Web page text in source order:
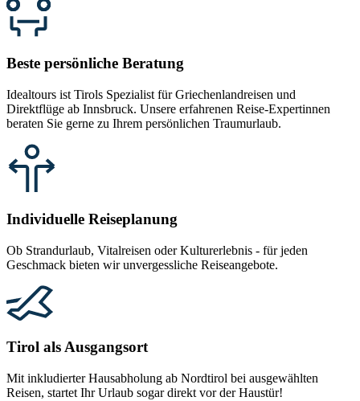
Beste persönliche Beratung
Idealtours ist Tirols Spezialist für Griechenlandreisen und
Direktflüge ab Innsbruck. Unsere erfahrenen Reise-Expertinnen
beraten Sie gerne zu Ihrem persönlichen Traumurlaub.
Individuelle Reiseplanung
Ob Strandurlaub, Vitalreisen oder Kulturerlebnis - für jeden
Geschmack bieten wir unvergessliche Reiseangebote.
Tirol als Ausgangsort
Mit inkludierter Hausabholung ab Nordtirol bei ausgewählten
Reisen, startet Ihr Urlaub sogar direkt vor der Haustür!